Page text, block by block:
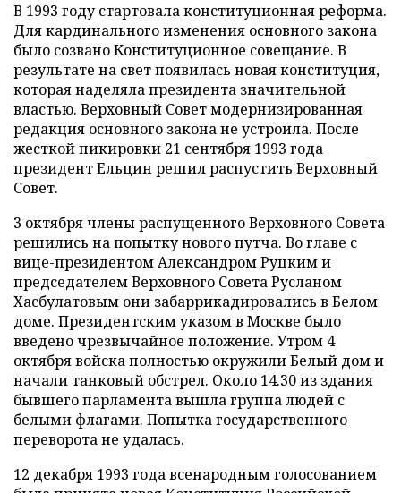
В 1993 году стартовала конституционная реформа.
Для кардинального изменения основного закона
было созвано Конституционное совещание. В
результате на свет появилась новая конституция,
которая наделяла президента значительной
властью. Верховный Совет модернизированная
редакция основного закона не устроила. После
жесткой пикировки 21 сентября 1993 года
президент Ельцин решил распустить Верховный
Совет.
3 октября члены распущенного Верховного Совета
решились на попытку нового путча. Во главе с
вице-президентом Александром Руцким и
председателем Верховного Совета Русланом
Хасбулатовым они забаррикадировались в Белом
доме. Президентским указом в Москве было
введено чрезвычайное положение. Утром 4
октября войска полностью окружили Белый дом и
начали танковый обстрел. Около 14.30 из здания
бывшего парламента вышла группа людей с
белыми флагами. Попытка государственного
переворота не удалась.
12 декабря 1993 года всенародным голосованием